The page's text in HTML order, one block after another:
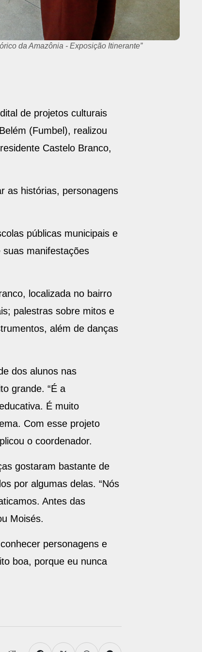
de projetos culturais
(Fumbel), realizou
Castelo Branco,
as histórias, personagens
públicas municipais e
manifestações
localizada no bairro
palestras sobre mitos e
além de danças
dos alunos nas
grande. “É a
É muito
Com esse projeto
o coordenador.
gostaram bastante de
por algumas delas. “Nós
Antes das
Moisés.
personagens e
boa, porque eu nunca